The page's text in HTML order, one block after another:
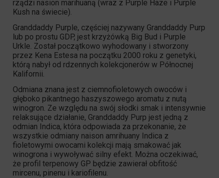
rządzi nasion marihuaną (wraz z Purple Haze i Purple
Kush na świecie).
Granddaddy Purple, częściej nazywany Granddaddy Purp
lub po prostu GDP, jest krzyżówką Big Bud i Purple
Urkle. Został początkowo wyhodowany i stworzony
przez Kena Estesa na początku 2000 roku z genetyki,
którą nabył od rdzennych kolekcjonerów w Północnej
Kalifornii.
Odmiana znana jest z ciemnofioletowych owoców i
głęboko pikantnego haszyszowego aromatu z nutą
winogron. Ze względu na swój słodki smak i intensywnie
relaksujące działanie, Granddaddy Purp jest jedną z
odmian Indica, która odpowiada za przekonanie, że
wszystkie odmiany naison amrihuany Indica z
fioletowymi owocami kolekcji mają smakować jak
winogrona i wywoływać silny efekt. Można oczekiwać,
że profil terpenowy GP będzie zawierał obfitość
mircenu, pinenu i kariofilenu.